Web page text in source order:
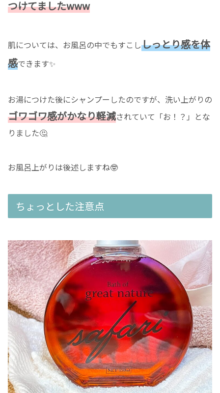
つけてましたwww
肌については、お風呂の中でもすこししっとり感を体
感できます✨
お湯につけた後にシャンプーしたのですが、洗い上がりの
ゴワゴワ感がかなり軽減されていて「お！？」とな
りました🤔
お風呂上がりは後述しますね🤓
ちょっとした注意点